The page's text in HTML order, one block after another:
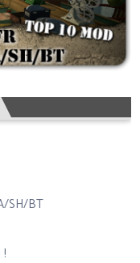
SH/BT
!